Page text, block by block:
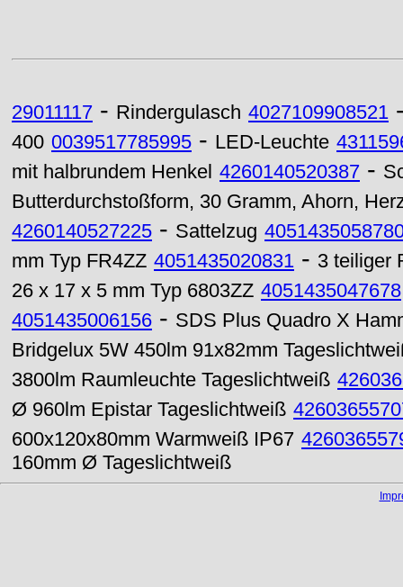
29011117 - Rindergulasch 4027109908521
400 0039517785995 - LED-Leuchte
mit halbrundem Henkel 4260140520387 -
Butterdurchstoßform, 30 Gramm, Ahorn,
4260140527225 - Sattelzug
mm Typ FR4ZZ 4051435020831 - 3 teiliger
26 x 17 x 5 mm Typ 6803ZZ 4051435047678
4051435006156 - SDS Plus Quadro X
Bridgelux 5W 450lm 91x82mm
3800lm Raumleuchte Tageslichtweiß
Ø 960lm Epistar Tageslichtweiß
600x120x80mm Warmweiß IP67
160mm Ø Tageslichtweiß